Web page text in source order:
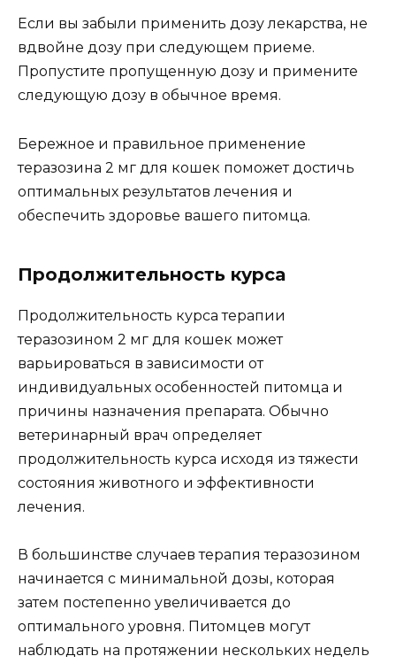
Если вы забыли применить дозу лекарства, не
вдвойне дозу при следующем приеме.
Пропустите пропущенную дозу и примените
следующую дозу в обычное время.
Бережное и правильное применение
теразозина 2 мг для кошек поможет достичь
оптимальных результатов лечения и
обеспечить здоровье вашего питомца.
Продолжительность курса
Продолжительность курса терапии
теразозином 2 мг для кошек может
варьироваться в зависимости от
индивидуальных особенностей питомца и
причины назначения препарата. Обычно
ветеринарный врач определяет
продолжительность курса исходя из тяжести
состояния животного и эффективности
лечения.
В большинстве случаев терапия теразозином
начинается с минимальной дозы, которая
затем постепенно увеличивается до
оптимального уровня. Питомцев могут
наблюдать на протяжении нескольких недель